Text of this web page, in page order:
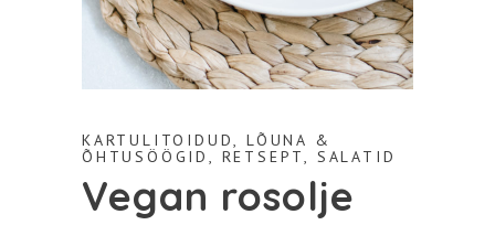
KARTULITOIDUD,LÕUNA &
ÕHTUSÖÖGID, RETSEPT, SALATID
Vegan rosolje